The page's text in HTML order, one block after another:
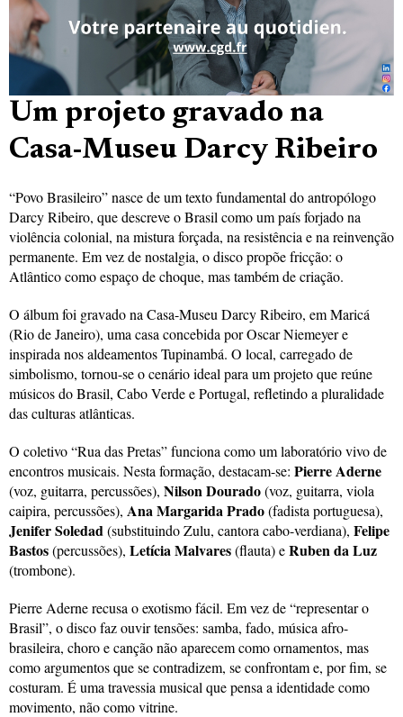
Um projeto gravado na
Casa-Museu Darcy Ribeiro
“Povo Brasileiro” nasce de um texto fundamental do antropólogo
Darcy Ribeiro, que descreve o Brasil como um país forjado na
violência colonial, na mistura forçada, na resistência e na reinvenção
permanente. Em vez de nostalgia, o disco propõe fricção: o
Atlântico como espaço de choque, mas também de criação.
O álbum foi gravado na Casa-Museu Darcy Ribeiro, em Maricá
(Rio de Janeiro), uma casa concebida por Oscar Niemeyer e
inspirada nos aldeamentos Tupinambá. O local, carregado de
simbolismo, tornou-se o cenário ideal para um projeto que reúne
músicos do Brasil, Cabo Verde e Portugal, refletindo a pluralidade
das culturas atlânticas.
O coletivo “Rua das Pretas” funciona como um laboratório vivo de
encontros musicais. Nesta formação, destacam-se: Pierre Aderne
(voz, guitarra, percussões), Nilson Dourado(voz, guitarra, viola
caipira, percussões), Ana Margarida Prado(fadista portuguesa),
Jenifer Soledad(substituindo Zulu, cantora cabo-verdiana), Felipe
Bastos(percussões), Letícia Malvares(flauta) eRuben da Luz
(trombone).
Pierre Aderne recusa o exotismo fácil. Em vez de “representar o
Brasil”, o disco faz ouvir tensões: samba, fado, música afro-
brasileira, choro e canção não aparecem como ornamentos, mas
como argumentos que se contradizem, se confrontam e, por fim, se
costuram. É uma travessia musical que pensa a identidade como
movimento, não como vitrine.